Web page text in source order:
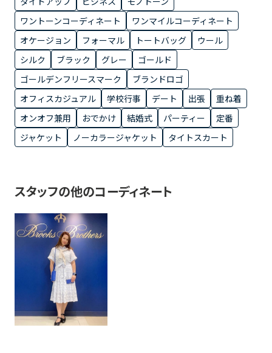
ワントーンコーディネート
ワンマイルコーディネート
オケージョン
フォーマル トートバッグ
ウール
シルク
ブラック グレー
ゴールド
ゴールデンフリースマーク
ブランドロゴ
オフィスカジュアル
学校行事 デート 出張
重ね着
オンオフ兼用
おでかけ 結婚式 パーティー
定番
ジャケット
ノーカラージャケット タイトスカート
スタッフの他のコーディネート